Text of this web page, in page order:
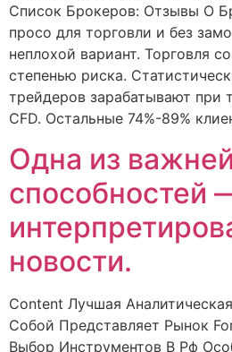
Список Брокеров: Отзывы О
просо для торговли и без
неплохой вариант. Торговля
степенью риска.
трейдеров зарабатывают при
CFD. Остальные 74%-89%
Одна из
способностей
новости.
Content Лучшая
Собой Представляет Рынок
Выбор Инструментов В Рф